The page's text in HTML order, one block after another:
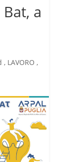
a
, LAVORO ,